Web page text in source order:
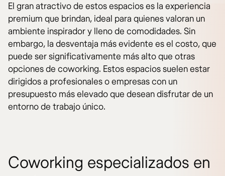
El gran atractivo de estos espacios es la experiencia
premium que brindan, ideal para quienes valoran un
ambiente inspirador y lleno de comodidades. Sin
embargo, la desventaja más evidente es el costo, que
puede ser significativamente más alto que otras
opciones de coworking. Estos espacios suelen estar
dirigidos a profesionales o empresas con un
presupuesto más elevado que desean disfrutar de un
entorno de trabajo único.
Coworking especializados en